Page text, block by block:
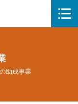
助成事業